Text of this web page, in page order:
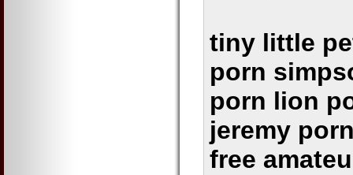
tiny little
porn
porn lion
jeremy
free